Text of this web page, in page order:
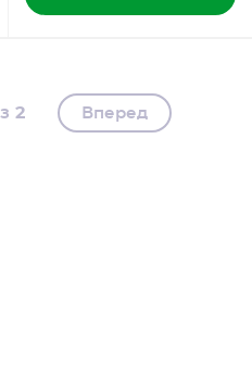
2 Вперед